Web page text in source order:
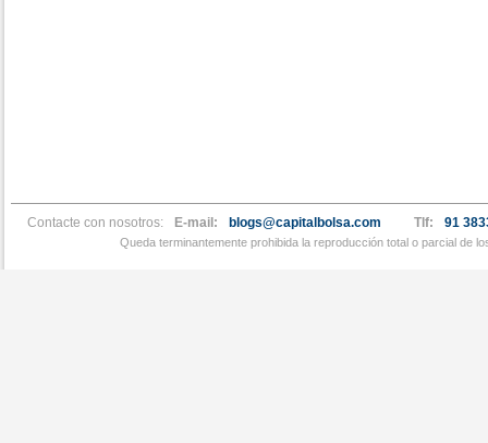
Contacte con nosotros: E-mail: blogs@capitalbolsa.com Tlf: 91
Queda terminantemente prohibida la reproducción total o parcial de